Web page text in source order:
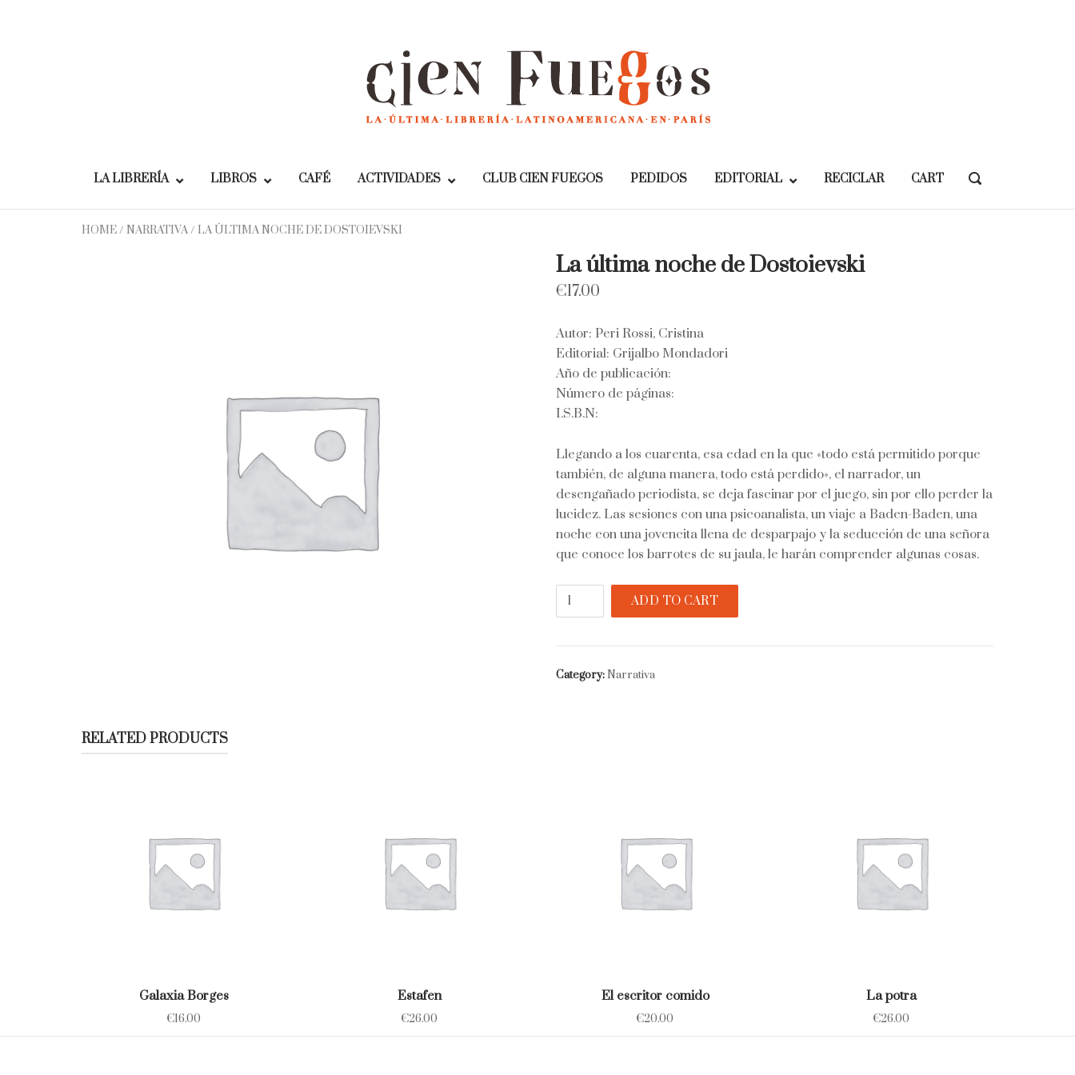
LA LIBRERÍA LIBROS CAFÉ ACTIVIDADES CLUB CIEN FUEGOS PEDIDOS EDITORIAL RECICLAR CART
OPEN
BAR
HOME/ NARRATIVA/ LA ÚLTIMA NOCHE DE DOSTOIEVSKI
La última noche de Dostoievski
€17.00
Autor: Peri Rossi, Cristina
Editorial: Grijalbo Mondadori
Año de publicación:
Número de páginas:
I.S.B.N:
Llegando a los cuarenta, esa edad en la que «todo está permitido porque
también, de alguna manera, todo está perdido», el narrador, un
desengañado periodista, se deja fascinar por el juego, sin por ello perder la
lucidez. Las sesiones con una psicoanalista, un viaje a Baden-Baden, una
noche con una jovencita llena de desparpajo y la seducción de una señora
que conoce los barrotes de su jaula, le harán comprender algunas cosas.
de
Dostoievski
quantity
ADD TO CART
Category:Narrativa
RELATED PRODUCTS
Galaxia Borges
€16.00
Estafen
€26.00
El escritor comido
€20.00
La potra
€26.00